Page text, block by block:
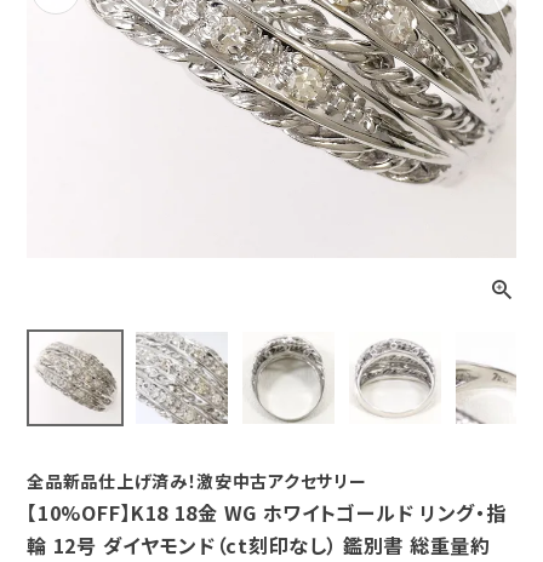
Previous Next
全品新品仕上げ済み！激安中古アクセサリー
【10%OFF】K18 18金 WG ホワイトゴールド リング・指
輪 12号 ダイヤモンド（ct刻印なし） 鑑別書 総重量約